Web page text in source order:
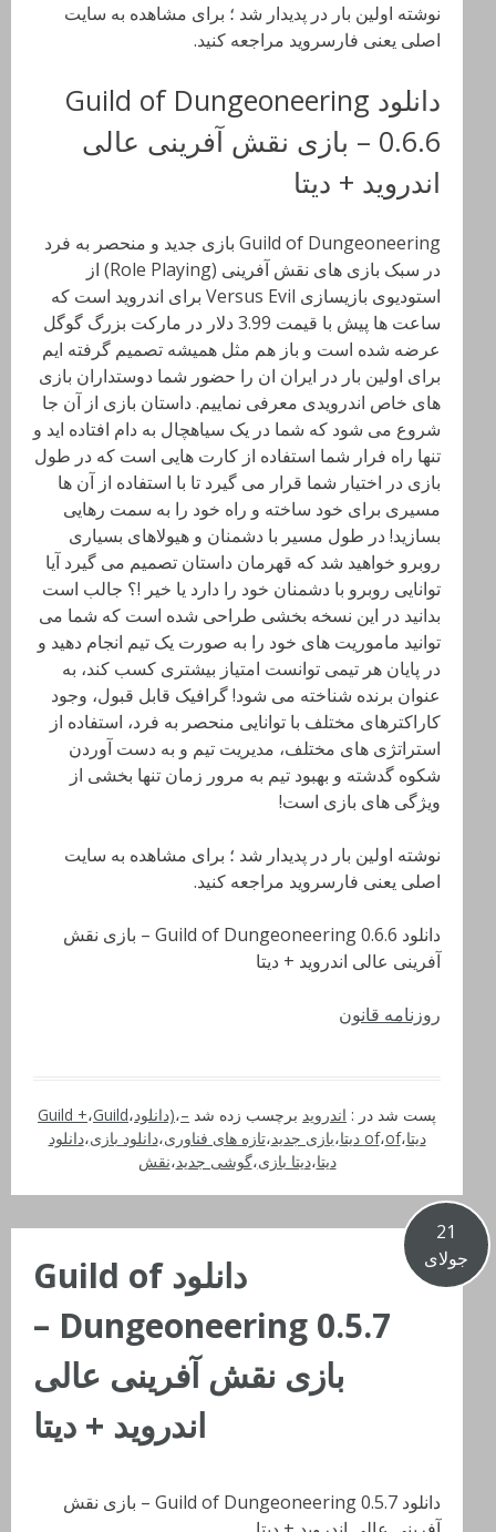
نوشته اولین بار در پدیدار شد ؛ برای مشاهده به سایت
اصلی یعنی فارسروید مراجعه کنید.
دانلود Guild of Dungeoneering
0.6.6 – بازی نقش آفرینی عالی
اندروید + دیتا
Guild of Dungeoneering بازی جدید و منحصر به فرد
در سبک بازی های نقش آفرینی (Role Playing) از
استودیوی بازیسازی Versus Evil برای اندروید است که
ساعت ها پیش با قیمت 3.99 دلار در مارکت بزرگ گوگل
عرضه شده است و باز هم مثل همیشه تصمیم گرفته ایم
برای اولین بار در ایران ان را حضور شما دوستداران بازی
های خاص اندرویدی معرفی نماییم. داستان بازی از آن جا
شروع می شود که شما در یک سیاهچال به دام افتاده اید و
تنها راه فرار شما استفاده از کارت هایی است که در طول
بازی در اختیار شما قرار می گیرد تا با استفاده از آن ها
مسیری برای خود ساخته و راه خود را به سمت رهایی
بسازید! در طول مسیر با دشمنان و هیولاهای بسیاری
روبرو خواهید شد که قهرمان داستان تصمیم می گیرد آیا
توانایی روبرو با دشمنان خود را دارد یا خیر !؟ جالب است
بدانید در این نسخه بخشی طراحی شده است که شما می
توانید ماموریت های خود را به صورت یک تیم انجام دهید و
در پایان هر تیمی توانست امتیاز بیشتری کسب کند، به
عنوان برنده شناخته می شود! گرافیک قابل قبول، وجود
کاراکترهای مختلف با توانایی منحصر به فرد، استفاده از
استراتژی های مختلف، مدیریت تیم و به دست آوردن
شکوه گدشته و بهبود تیم به مرور زمان تنها بخشی از
ویژگی های بازی است!
نوشته اولین بار در پدیدار شد ؛ برای مشاهده به سایت
اصلی یعنی فارسروید مراجعه کنید.
دانلود Guild of Dungeoneering 0.6.6 – بازی نقش
آفرینی عالی اندروید + دیتا
روزنامه قانون
پست شد در : اندروید برچسب زده شد –،(دانلود، Guild +،Guild
دیتا، of،of دیتا ،بازی جدید،تازه های فناوری،دانلود بازی،دانلود
دیتا،دیتا بازی،گوشی جدید،نقش
21
جولای
دانلود Guild of
Dungeoneering 0.5.7 –
بازی نقش آفرینی عالی
اندروید + دیتا
دانلود Guild of Dungeoneering 0.5.7 – بازی نقش